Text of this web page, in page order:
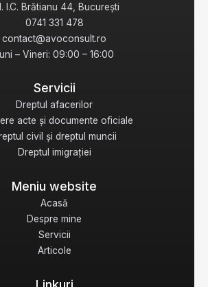
I.C. Brătianu 44, București
0741 331 478
contact@avoconsult.ro
– Vineri: 09:00 – 16:00
Servicii
Dreptul afacerilor
acte și documente oficiale
civil și dreptul muncii
Dreptul imigrației
Meniu website
Acasă
Despre mine
Servicii
Articole